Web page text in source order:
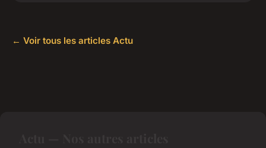
← Voir tous les articles Actu